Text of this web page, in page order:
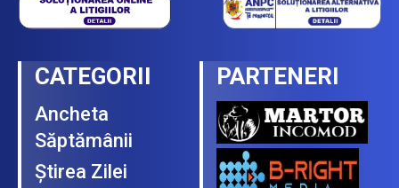
CATEGORII
Ancheta
Săptămânii
Ştirea Zilei
PARTENERI